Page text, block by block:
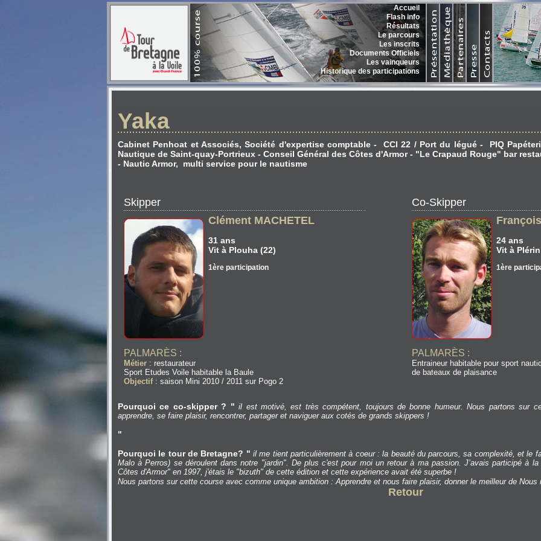
Accueil
Flash info
Résultats
Le parcours
Les inscrits
Documents Officiels
Les vainqueurs
Historique des participations
Yaka
Cabinet Penhoat et Associés, Société d'expertise comptable - CCI 22 / Port du légué - PIQ
Nautique de Saint-quay-Portrieux - Conseil Général des Côtes d'Armor - "Le Crapaud Rouge" bar
- Nautic Armor, multi service pour le nautisme
Skipper
Clément MACHETEL
31 ans
Vit à Plouha (22)
1ère participation
PALMARÈS :
Métier : restaurateur
Sport Etudes Voile habitable la Baule
Objectif : saison Mini 2010 / 2011 sur Pogo 2
Co-Skipper
24 ans
Vit à
1ère
PALMARÈS :
Entraineur habitable pour sport
de bateaux de plaisance
Pourquoi ce co-skipper ? " il est motivé, est très compétent, toujours de bonne humeur. Nous partons sur
apprendre, se faire plaisir, rencontrer, partager et naviguer aux cotés de grands skippers !
"
Pourquoi le tour de Bretagne? " il me tient particulièrement à coeur : la beauté du parcours, sa complexité, et le
Malo à Perros) se déroulent dans notre "jardin". De plus c'est pour moi un retour à ma passion. J’avais participé à
Côtes d'Armor" en 1997, j'étais le "bizuth" de cette édition et cette expérience avait été superbe !
Nous partons sur cette course avec comme unique ambition : Apprendre et nous faire plaisir, donner le meilleur de Nous
Retour